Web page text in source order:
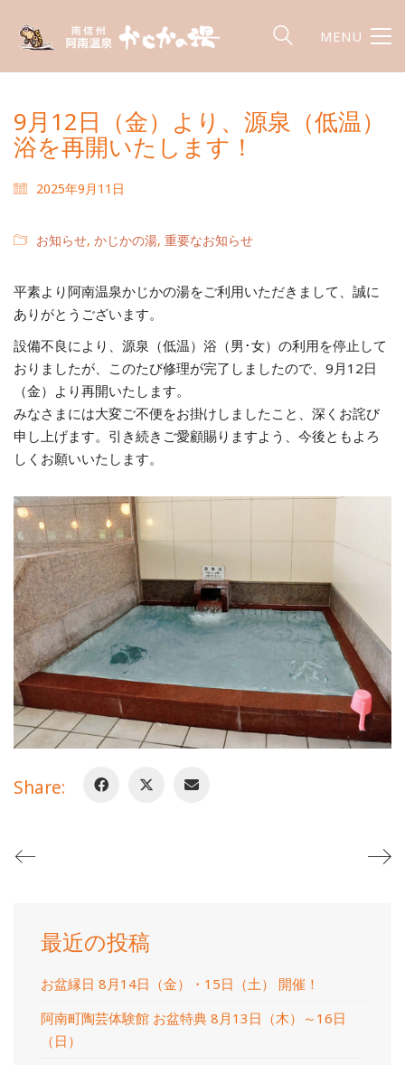
MENU
9月12日（金）より、源泉（低温）
浴を再開いたします！
2025年9月11日
お知らせ, かじかの湯, 重要なお知らせ
平素より阿南温泉かじかの湯をご利用いただきまして、誠に
ありがとうございます。
設備不良により、源泉（低温）浴（男･女）の利用を停止して
おりましたが、このたび修理が完了しましたので、9月12日
（金）より再開いたします。
みなさまには大変ご不便をお掛けしましたこと、深くお詫び
申し上げます。引き続きご愛顧賜りますよう、今後ともよろ
しくお願いいたします。
Share:
最近の投稿
お盆縁日 8月14日（金）・15日（土） 開催！
阿南町陶芸体験館 お盆特典 8月13日（木）～16日
（日）